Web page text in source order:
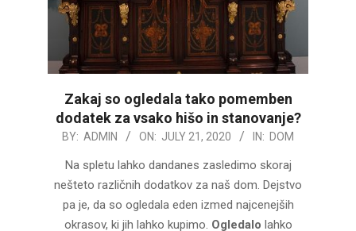
Zakaj so ogledala tako pomemben
dodatek za vsako hišo in stanovanje?
2020-
BY: ADMIN ON: JULY 21, 2020 IN: DOM
Na spletu lahko dandanes zasledimo skoraj
nešteto različnih dodatkov za naš dom. Dejstvo
pa je, da so ogledala eden izmed najcenejših
okrasov, ki jih lahko kupimo. Ogledalo lahko